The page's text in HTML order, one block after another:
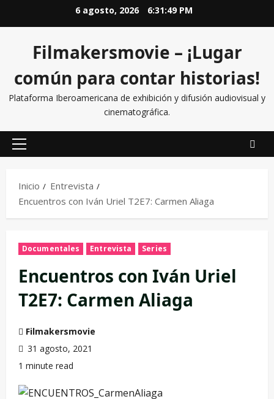
6 agosto, 2026 6:31:50 PM
Filmakersmovie – ¡Lugar
común para contar historias!
Plataforma Iberoamericana de exhibición y difusión audiovisual y
cinematográfica.
Inicio
Entrevista
Encuentros con Iván Uriel T2E7: Carmen Aliaga
Documentales Entrevista Series
Encuentros con Iván Uriel
T2E7: Carmen Aliaga
Filmakersmovie
31 agosto, 2021
1 minute read